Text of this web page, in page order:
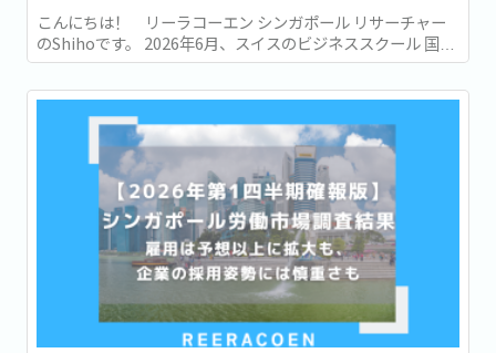
こんにちは！ リーラコーエン シンガポール リサーチャー
のShihoです。 2026年6月、スイスのビジネススクール 国際
経営開発研究所・IMD (International Institute for
Management Development) が発表した「世界競争力ラン
キング...